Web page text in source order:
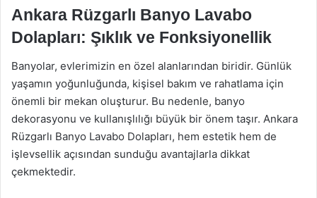
Ankara Rüzgarlı Banyo Lavabo
Dolapları: Şıklık ve Fonksiyonellik
Banyolar, evlerimizin en özel alanlarından biridir. Günlük
yaşamın yoğunluğunda, kişisel bakım ve rahatlama için
önemli bir mekan oluşturur. Bu nedenle, banyo
dekorasyonu ve kullanışlılığı büyük bir önem taşır. Ankara
Rüzgarlı Banyo Lavabo Dolapları, hem estetik hem de
işlevsellik açısından sunduğu avantajlarla dikkat
çekmektedir.